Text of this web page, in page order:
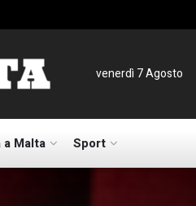
venerdì 7 Agosto
a Malta Sport